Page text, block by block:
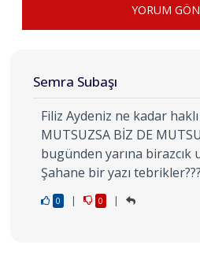
YORUM
Semra Subaşı
Filiz Aydeniz ne kadar
MUTSUZSA BİZ DE
bugünden yarına birazcık
Şahane bir yazı
0 | 0 |